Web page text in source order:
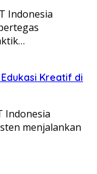
Indonesia
Edukasi Kreatif di
Indonesia
menjalankan